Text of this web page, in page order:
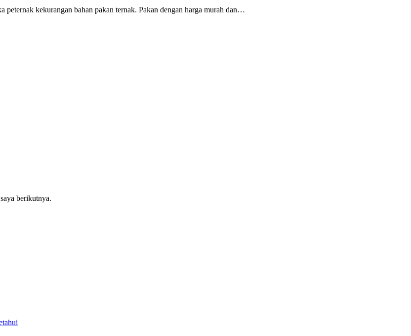
peternak kekurangan bahan pakan ternak. Pakan dengan harga murah dan…
berikutnya.